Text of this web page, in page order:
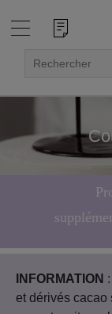
INFORMATION
et dérivés cacao